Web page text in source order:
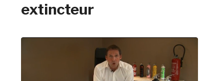
extincteur